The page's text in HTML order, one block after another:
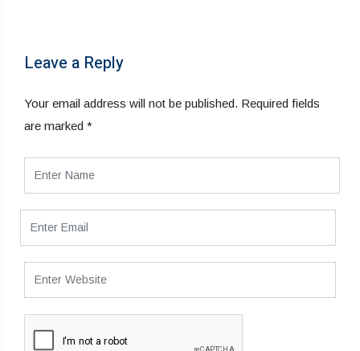
Leave a Reply
Your email address will not be published. Required fields
are marked *